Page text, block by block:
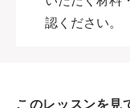
認ください。
このレッスンを見